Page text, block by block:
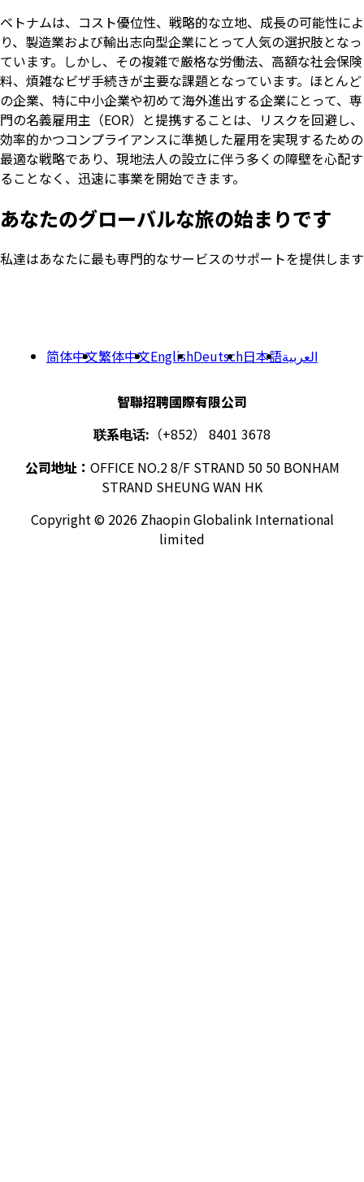
ベトナムは、コスト優位性、戦略的な立地、成長の可能性によ
り、製造業および輸出志向型企業にとって人気の選択肢となっ
ています。しかし、その複雑で厳格な労働法、高額な社会保険
料、煩雑なビザ手続きが主要な課題となっています。ほとんど
の企業、特に中小企業や初めて海外進出する企業にとって、専
門の名義雇用主（EOR）と提携することは、リスクを回避し、
効率的かつコンプライアンスに準拠した雇用を実現するための
最適な戦略であり、現地法人の設立に伴う多くの障壁を心配す
ることなく、迅速に事業を開始できます。
あなたのグローバルな旅の始まりです
私達はあなたに最も専門的なサービスのサポートを提供します
简体中文繁体中文EnglishDeutsch日本語العربية
智聯招聘國際有限公司
联系电话: （+852） 8401 3678
公司地址： OFFICE NO.2 8/F STRAND 50 50 BONHAM
STRAND SHEUNG WAN HK
Copyright © 2026 Zhaopin Globalink International
limited